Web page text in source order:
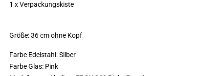
1 x Verpackungskiste
Größe: 36 cm ohne Kopf
Farbe Edelstahl: Silber
Farbe Glas: Pink